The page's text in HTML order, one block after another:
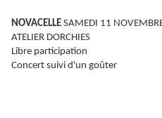
NOVACELLE SAMEDI 11
ATELIER DORCHIES
Libre participation
Concert suivi d'un goûter